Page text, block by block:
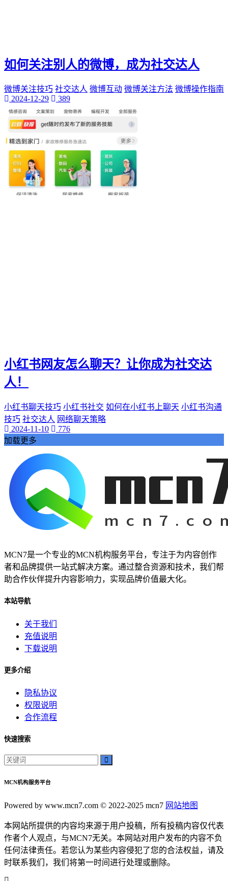
如何关注别人的微博，成为社交达人
微博关注技巧 社交达人 微博互动 微博关注方法 微博操作指南
2024-12-29
389
小红书网友怎么聊天？让你成为社交达
人！
小红书聊天技巧 小红书社交 如何在小红书上聊天 小红书沟通
技巧 社交达人 网络聊天策略
2024-11-10
776
加载更多
MCN7是一个专业的MCN机构服务平台，专注于为内容创作
者和品牌提供一站式解决方案。通过整合资源和技术，我们帮
助合作伙伴提升内容影响力，实现品牌价值最大化。
本站导航
关于我们
充值说明
下载说明
更多介绍
隐私协议
权限说明
合作流程
快速搜索
MCN机构服务平台
Powered by www.mcn7.com © 2022-2025 mcn7 网站地图
本网站所提供的内容均来源于用户投稿，所有投稿内容仅代表
作者个人观点，与MCN7无关。本网站对用户发布的内容不负
任何法律责任。若您认为某些内容侵犯了您的合法权益，请及
时联系我们，我们将第一时间进行处理或删除。